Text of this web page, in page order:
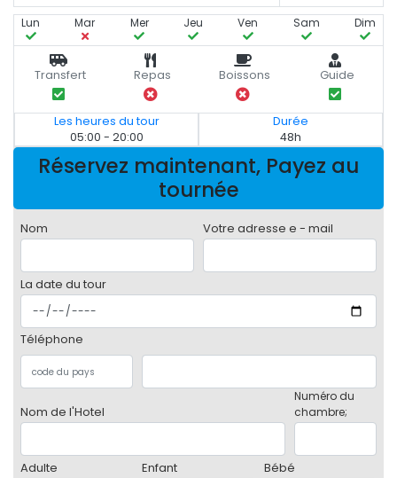
Lun Mar Mer Jeu Ven Sam Dim
Transfert Repas Boissons Guide
Les heures du tour
05:00 - 20:00
Durée
48h
Réservez maintenant, Payez au
tournée
Nom Votre adresse e - mail
La date du tour
Téléphone
Nom de l'Hotel
Numéro du
chambre;
Adulte Enfant Bébé